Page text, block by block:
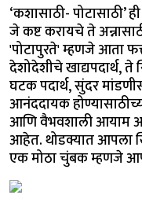
‘कशासाठी- पोटासाठी’
जे कष्ट करायचे ते
'पोटापुरते' म्हणजे आता
देशोदेशीचे खाद्यपदार्थ,
घटक पदार्थ, सुंदर
आनंददायक
आणि वैभवशाली आयाम
आहेत. थोडक्यात आपला
एक मोठा चुंबक म्हणजे